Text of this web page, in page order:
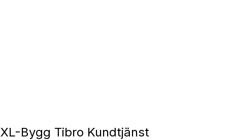
XL-Bygg Tibro Kundtjänst